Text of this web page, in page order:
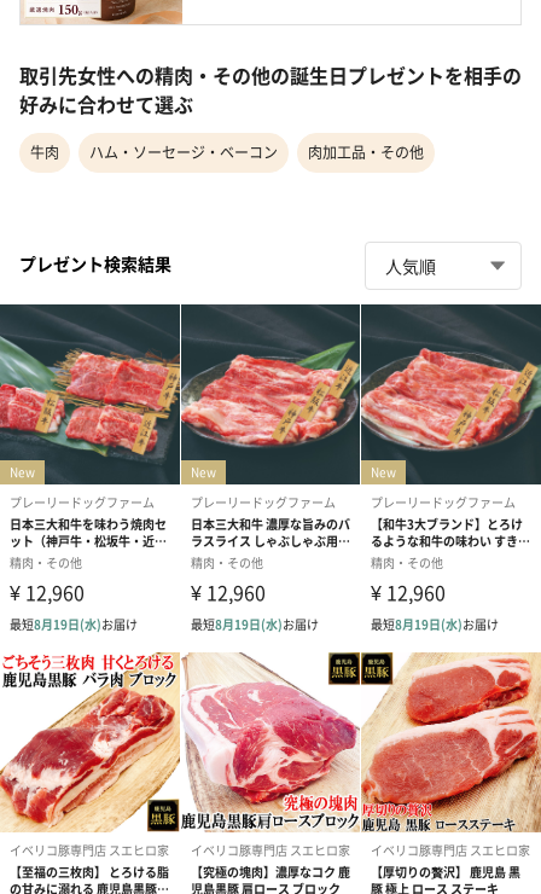
取引先女性への精肉・その他の誕生日プレゼントを相手の
好みに合わせて選ぶ
牛肉 ハム・ソーセージ・ベーコン 肉加工品・その他
プレゼント検索結果